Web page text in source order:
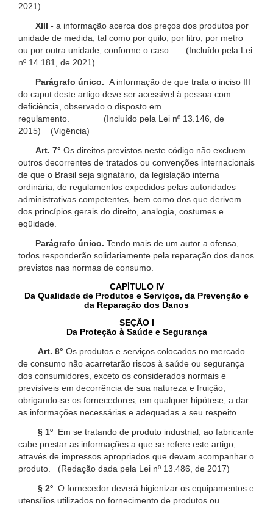
2021)
XIII - a informação acerca dos preços dos produtos por
unidade de medida, tal como por quilo, por litro, por metro
ou por outra unidade, conforme o caso. (Incluído pela Lei
nº 14.181, de 2021)
Parágrafo único. A informação de que trata o inciso III
do caput deste artigo deve ser acessível à pessoa com
deficiência, observado o disposto em
regulamento. (Incluído pela Lei nº 13.146, de
2015) (Vigência)
Art. 7° Os direitos previstos neste código não excluem
outros decorrentes de tratados ou convenções internacionais
de que o Brasil seja signatário, da legislação interna
ordinária, de regulamentos expedidos pelas autoridades
administrativas competentes, bem como dos que derivem
dos princípios gerais do direito, analogia, costumes e
eqüidade.
Parágrafo único. Tendo mais de um autor a ofensa,
todos responderão solidariamente pela reparação dos danos
previstos nas normas de consumo.
CAPÍTULO IV
Da Qualidade de Produtos e Serviços, da Prevenção e
da Reparação dos Danos
SEÇÃO I
Da Proteção à Saúde e Segurança
Art. 8° Os produtos e serviços colocados no mercado
de consumo não acarretarão riscos à saúde ou segurança
dos consumidores, exceto os considerados normais e
previsíveis em decorrência de sua natureza e fruição,
obrigando-se os fornecedores, em qualquer hipótese, a dar
as informações necessárias e adequadas a seu respeito.
§ 1º Em se tratando de produto industrial, ao fabricante
cabe prestar as informações a que se refere este artigo,
através de impressos apropriados que devam acompanhar o
produto. (Redação dada pela Lei nº 13.486, de 2017)
§ 2º O fornecedor deverá higienizar os equipamentos e
utensílios utilizados no fornecimento de produtos ou